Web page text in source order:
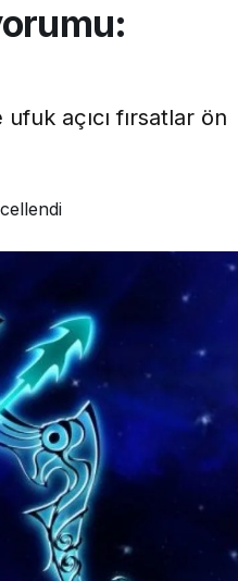
açıcı fırsatlar ön
Mourinho’dan Arda
Güler – Mesut Özil
kıyasına tepki: ‘Kendi
mirasını inşa etmesine
izin verin’